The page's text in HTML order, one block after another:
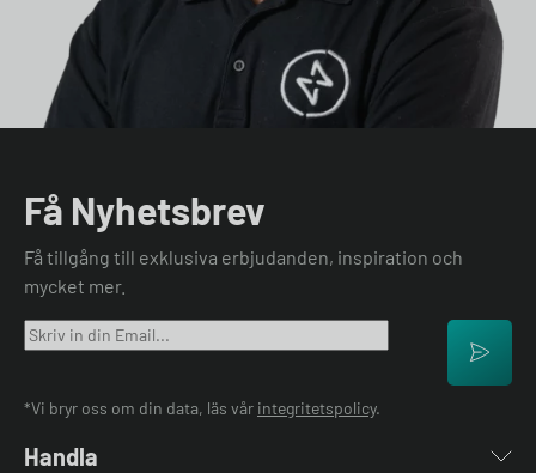
Få Nyhetsbrev
Få tillgång till exklusiva erbjudanden, inspiration och
mycket mer.
*Vi bryr oss om din data, läs vår integritetspolicy.
Handla